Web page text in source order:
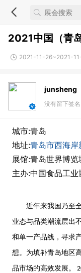
2021中国（青
2021-11-26~2021-
junsheng
没有留下签
城市:青岛
地址:青岛市西海
展馆:青岛世界博览
主办:中国食品工
近年来我国乃至
业态与品类潮流层出
和单一产品线，寻求
想。为填补青岛地区
品市场的高效发展。